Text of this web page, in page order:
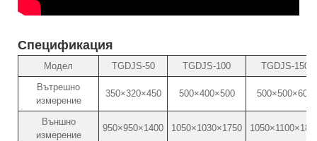
Спецификация
Модел TGDJS-50 TGDJS-100
TGDJS-150
Вътрешно
измерение
350×320×450 500×400×500 500×500×600
Външно
измерение
950×950×1400 1050×1030×1750